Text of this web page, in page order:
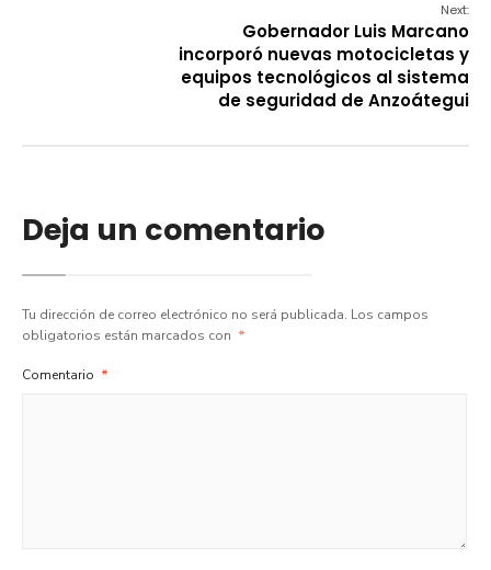
Next:
Gobernador Luis Marcano
incorporó nuevas motocicletas y
equipos tecnológicos al sistema
de seguridad de Anzoátegui
Deja un comentario
Tu dirección de correo electrónico no será publicada. Los campos
obligatorios están marcados con *
Comentario *